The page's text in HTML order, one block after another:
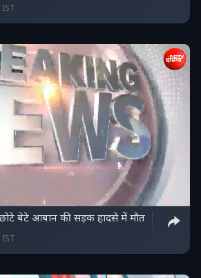
बेटे आबान की सड़क हादसे में मौत